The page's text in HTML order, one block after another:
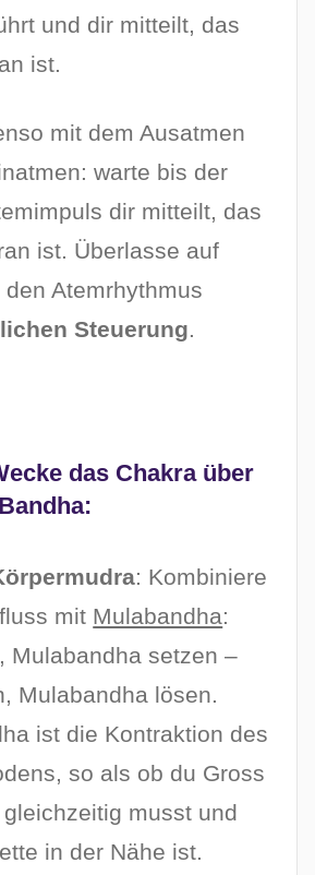
und dir mitteilt, das
ist.
mit dem Ausatmen
warte bis der
dir mitteilt, das
ist. Überlasse auf
Atemrhythmus
Steuerung
das Chakra über
: Kombiniere
mit Mulabandha:
Mulabandha setzen –
Mulabandha lösen.
ist die Kontraktion des
so als ob du Gross
musst und
in der Nähe ist.